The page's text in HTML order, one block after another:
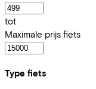
tot
Maximale prijs fiets
Type fiets